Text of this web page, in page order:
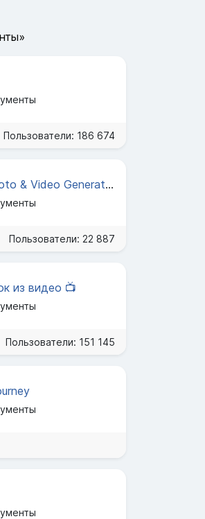
Пользователи: 186 674
Photify AI - Photo & Video Generator
Пользователи: 22 887
из видео 📺
Пользователи: 151 145